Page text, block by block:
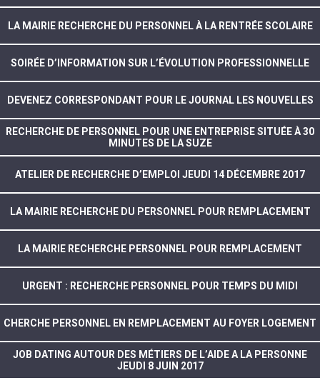
LA MAIRIE RECHERCHE DU PERSONNEL À LA RENTRÉE SCOLAIRE
SOIRÉE D’INFORMATION SUR L’ÉVOLUTION PROFESSIONNELLE
DEVENEZ CORRESPONDANT POUR LE JOURNAL LES NOUVELLES
RECHERCHE DE PERSONNEL POUR UNE ENTREPRISE SITUÉE À 30
MINUTES DE LA SUZE
ATELIER DE RECHERCHE D’EMPLOI JEUDI 14 DÉCEMBRE 2017
LA MAIRIE RECHERCHE DU PERSONNEL POUR REMPLACEMENT
LA MAIRIE RECHERCHE PERSONNEL POUR REMPLACEMENT
URGENT : RECHERCHE PERSONNEL POUR TEMPS DU MIDI
CHERCHE PERSONNEL EN REMPLACEMENT AU FOYER LOGEMENT
JOB DATING AUTOUR DES MÉTIERS DE L’AIDE A LA PERSONNE
JEUDI 8 JUIN 2017